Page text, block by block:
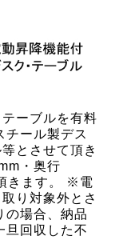
ーブルを有料
チール製デス
とさせて頂き
・奥行
きます。 ※電
り対象外とさ
場合、納品
回収した不